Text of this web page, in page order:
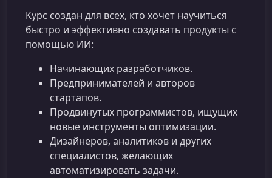
Курс создан для всех, кто хочет научиться
быстро и эффективно создавать продукты с
помощью ИИ:
Начинающих разработчиков.
Предпринимателей и авторов
стартапов.
Продвинутых программистов, ищущих
новые инструменты оптимизации.
Дизайнеров, аналитиков и других
специалистов, желающих
автоматизировать задачи.